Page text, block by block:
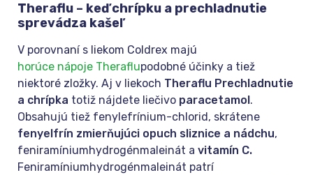
Theraflu – keď chrípku a prechladnutie
sprevádza kašeľ
V porovnaní s liekom Coldrex majú
horúce nápoje Theraflupodobné účinky a tiež
niektoré zložky. Aj v liekoch Theraflu Prechladnutie
a chrípka totiž nájdete liečivo paracetamol .
Obsahujú tiež fenylefrínium-chlorid, skrátene
fenyelfrín zmierňujúci opuch sliznice a nádchu,
feniramíniumhydrogénmaleinát a vitamín C.
Feniramíniumhydrogénmaleinát patrí